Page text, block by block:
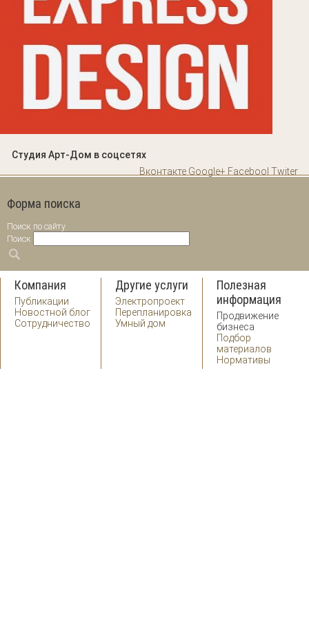
Студия Арт-Дом в соцсетях
Вконтакте Google+ Facebool Twiter
Форма поиска
Поиск по сайту
Поиск
Компания
Публикации
Новостной блог
Сотрудничество
Другие услуги
Электропроект
Перепланировка
Умный дом
Полезная
информация
Продвижение
бизнеса
Подбор
материалов
Нормативы